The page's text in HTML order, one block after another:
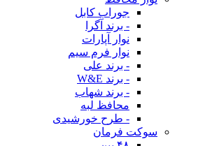
جوراب کابل
- برند آگرا
نوار آپارات
نوار فرم سیم
- برند علی
- برند W&E
- برند شهاب
محافظ لبه
- طرح خورشیدی
سوکت فرمان